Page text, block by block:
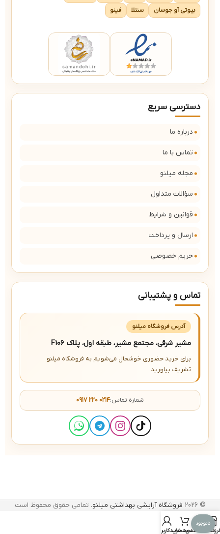
بیوتی آو جوسان
سنتلا فینو
دسترسی سریع
درباره ما
تماس با ما
مجله میلنو
سؤالات متداول
قوانین و شرایط
ارسال و پرداخت
حریم خصوصی
تماس و پشتیبانی
آدرس فروشگاه میلنو
مشیر شرقی، مجتمع مشیر، طبقه اول، پلاک F106
برای خرید حضوری خوشحال می‌شویم به فروشگاه میلنو
تشریف بیاورید.
شماره تماس:۰۹۱۷ ۲۲۰ ۰۲۱۴
© 2026 فروشگاه آرایشی بهداشتی میلنو. تمامی حقوق محفوظ است
علاقه مندیسبد خرید
حساب کاربری من
ناموجود